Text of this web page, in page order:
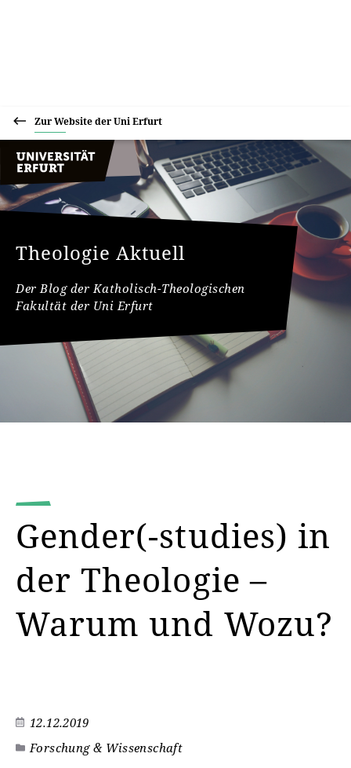
Zur Website der Uni Erfurt
Theologie Aktuell
Der Blog der Katholisch-Theologischen
Fakultät der Uni Erfurt
Gender(-studies) in
der Theologie –
Warum und Wozu?
12.12.2019
Forschung & Wissenschaft